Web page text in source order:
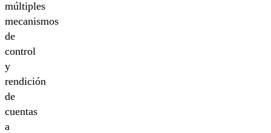
múltiples
mecanismos
de
control
y
rendición
de
cuentas
a